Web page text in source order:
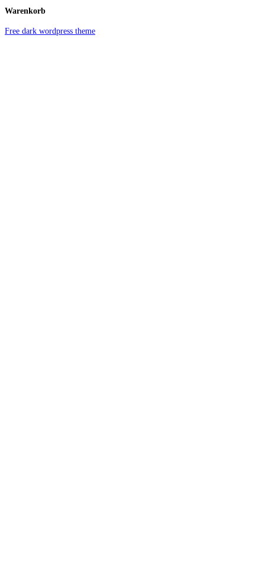
Warenkorb
Free dark wordpress theme